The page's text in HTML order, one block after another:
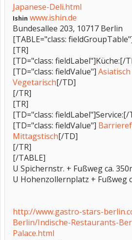
Japanese-Deli.html
Ishin www.ishin.de
Bundesallee 203, 10717 Berlin
[TABLE="class:
[TR]
[TD="class: fieldLabel"]Küche:[/
[TD="class: fieldValue"] Asiatisch
Vegetarisch[/TD]
[/TR]
[TR]
[TD="class: fieldLabel"]Service:[/
[TD="class: fieldValue"]
Mittagstisch[/TD]
[/TR]
[/TABLE]
U Spichernstr. + Fußweg ca.
U Hohenzollernplatz + Fußweg
http://www.gastro-stars-
Berlin/Indische-Restaurants-
Palace.html